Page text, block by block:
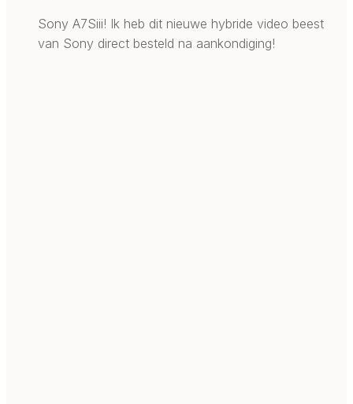
Sony A7Siii! Ik heb dit nieuwe hybride video beest
van Sony direct besteld na aankondiging!